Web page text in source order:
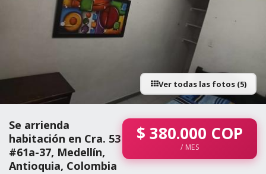
Ver todas las fotos (5)
Se arrienda
habitación en Cra. 53
#61a-37, Medellín,
Antioquia, Colombia
$ 380.000 COP
/ MES